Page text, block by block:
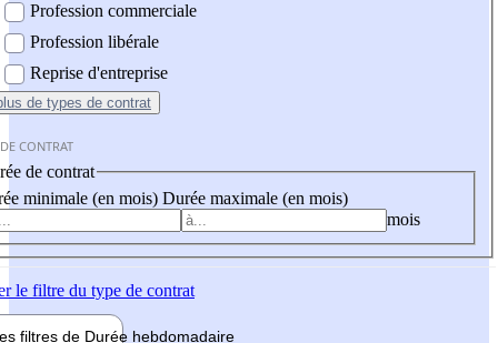
Profession commerciale
Profession libérale
Reprise d'entreprise
de types de contrat
CONTRAT
de contrat
minimale (en mois) Durée maximale (en mois)
mois
le filtre du type de contrat
filtres de Durée hebdomadaire